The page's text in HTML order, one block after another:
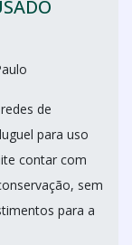
de
para uso
contar com
sem
para a